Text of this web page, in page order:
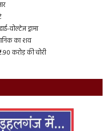
वोल्टेज ड्रामा
का शव
करोड़ की चोरी